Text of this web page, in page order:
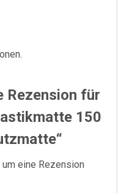
Rezension für
150
um eine Rezension